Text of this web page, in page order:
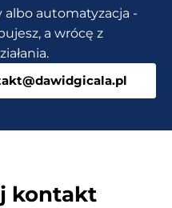
albo automatyzacja -
a wrócę z
kontakt